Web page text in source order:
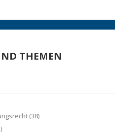
THEMEN
(38)